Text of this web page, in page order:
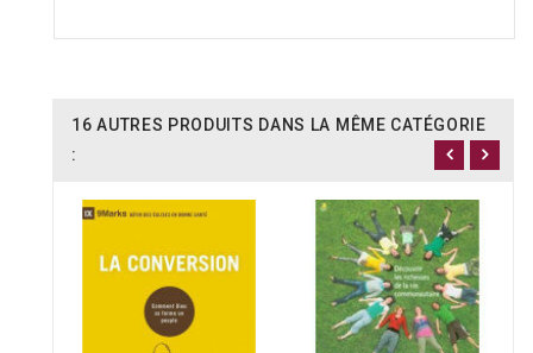
16 AUTRES PRODUITS DANS LA MÊME CATÉGORIE
: